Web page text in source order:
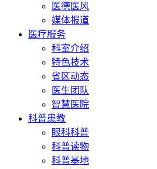
医德医风
媒体报道
医疗服务
科室介绍
特色技术
省区动态
医生团队
智慧医院
科普患教
眼科科普
科普读物
科普基地